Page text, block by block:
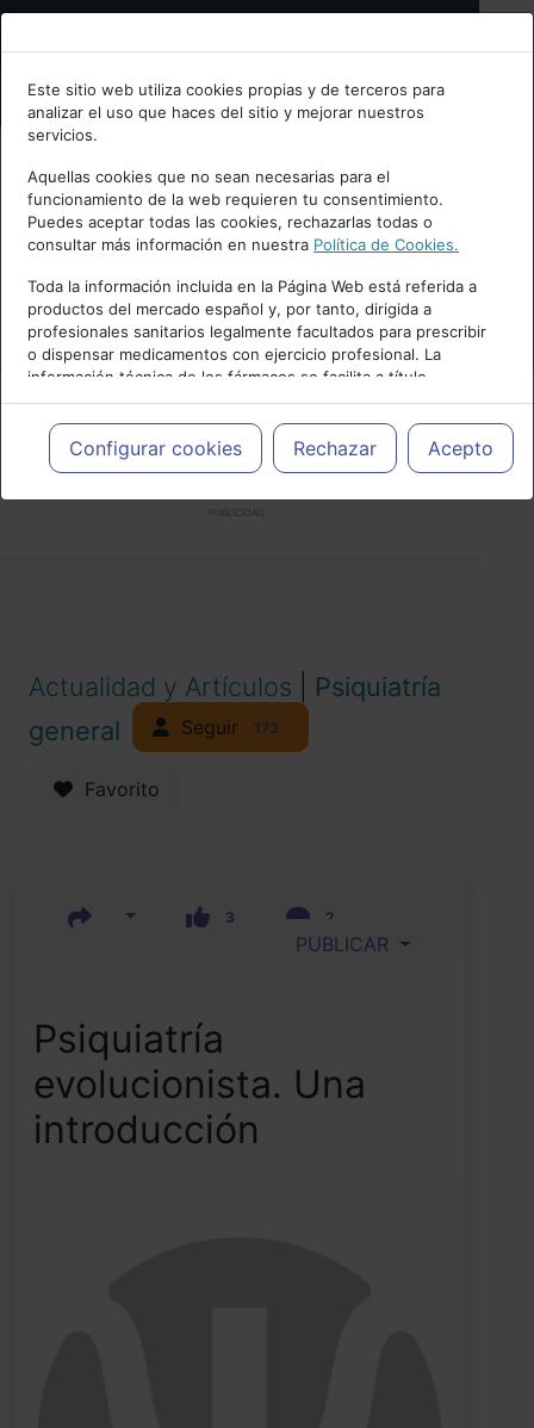
Bienvenid@ a psiquiatria.com
Escribe tu Email
Accede o regístrate con tu email.
Cancelar
Este sitio web utiliza cookies propias y de terceros para
analizar el uso que haces del sitio y mejorar nuestros
servicios.
Aquellas cookies que no sean necesarias para el
funcionamiento de la web requieren tu consentimiento.
Puedes aceptar todas las cookies, rechazarlas todas o
consultar más información en nuestra Política de Cookies.
Toda la información incluida en la Página Web está referida a
productos del mercado español y, por tanto, dirigida a
profesionales sanitarios legalmente facultados para prescribir
o dispensar medicamentos con ejercicio profesional. La
información técnica de los fármacos se facilita a título
meramente informativo, siendo responsabilidad de los
profesionales facultados prescribir medicamentos y decidir, en
cada caso concreto, el tratamiento más adecuado a las
necesidades del paciente.
Configurar cookies Rechazar Acepto
Actualidad y Artículos
Psiquiatría
general
Seguir 173
Favorito
3 2
PUBLICAR
Psiquiatría
evolucionista. Una
introducción